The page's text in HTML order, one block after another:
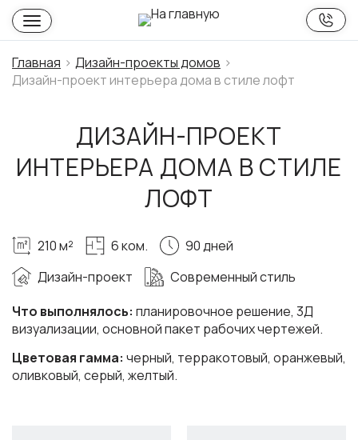
Главная
Дизайн-проекты домов
Дизайн-проект интерьера дома в стиле лофт
ДИЗАЙН-ПРОЕКТ
ИНТЕРЬЕРА ДОМА В СТИЛЕ
ЛОФТ
Что выполнялось: планировочное решение, 3Д
визуализации, основной пакет рабочих чертежей.
Цветовая гамма: черный, терракотовый, оранжевый,
оливковый, серый, желтый.
210 м² 6 ком.
90 дней
Дизайн-проект
Современный стиль